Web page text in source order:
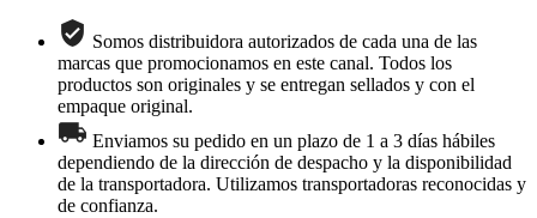
Somos distribuidora autorizados de cada una de las
marcas que promocionamos en este canal. Todos los
productos son originales y se entregan sellados y con el
empaque original.
Enviamos su pedido en un plazo de 1 a 3 días hábiles
dependiendo de la dirección de despacho y la disponibilidad
de la transportadora. Utilizamos transportadoras reconocidas y
de confianza.